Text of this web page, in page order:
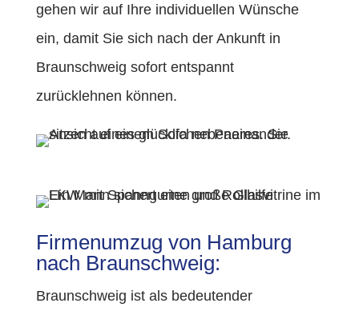
gehen wir auf Ihre individuellen Wünsche
ein, damit Sie sich nach der Ankunft in
Braunschweig sofort entspannt
zurücklehnen können.
Firmenumzug von Hamburg
nach Braunschweig:
Braunschweig ist als bedeutender